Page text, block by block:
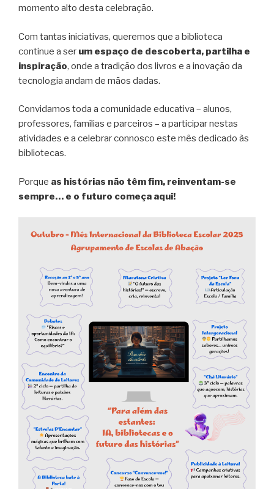
momento alto desta celebração.
Com tantas iniciativas, queremos que a biblioteca
continue a ser um espaço de descoberta, partilha e
inspiração, onde a tradição dos livros e a inovação da
tecnologia andam de mãos dadas.
Convidamos toda a comunidade educativa – alunos,
professores, famílias e parceiros – a participar nestas
atividades e a celebrar connosco este mês dedicado às
bibliotecas.
Porque as histórias não têm fim, reinventam-se
sempre… e o futuro começa aqui!